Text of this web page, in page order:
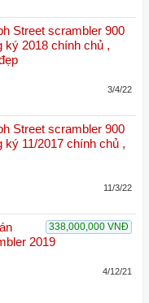
Street scrambler 900
2018 chính chủ ,
3/4/22
Street scrambler 900
11/2017 chính chủ ,
11/3/22
338,000,000 VNĐ
2019
4/12/21